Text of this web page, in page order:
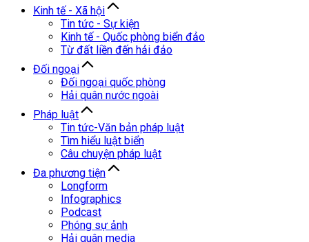
Kinh tế - Xã hội
Tin tức - Sự kiện
Kinh tế - Quốc phòng biển đảo
Từ đất liền đến hải đảo
Đối ngoại
Đối ngoại quốc phòng
Hải quân nước ngoài
Pháp luật
Tin tức-Văn bản pháp luật
Tìm hiểu luật biển
Câu chuyện pháp luật
Đa phương tiện
Longform
Infographics
Podcast
Phóng sự ảnh
Hải quân media